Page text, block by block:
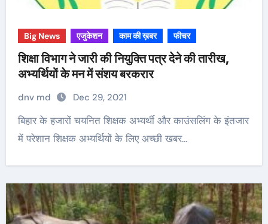
Big News एजुकेशन काम की ख़बर फीचर
शिक्षा विभाग ने जारी की नियुक्ति पत्र देने की तारीख,
अभ्यर्थियों के मन में संशय बरकरार
dnv md Dec 29, 2021
बिहार के हजारों चयनित शिक्षक अभ्यर्थी और काउंसलिंग के इंतजार
में परेशान शिक्षक अभ्यर्थियों के लिए अच्छी खबर…